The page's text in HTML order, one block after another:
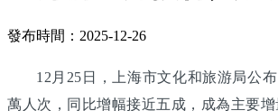
發布時間：2025-12-26
12月25日，上海市文化和旅游局公
萬人次，同比增幅接近五成，成為主要增